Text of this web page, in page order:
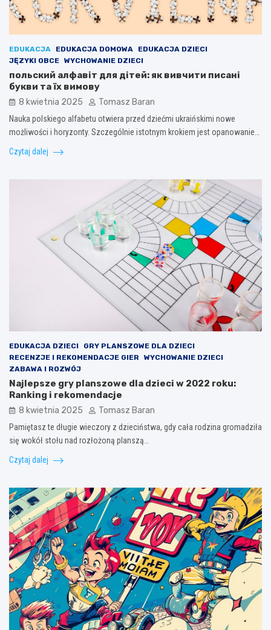
EDUKACJA EDUKACJA DOMOWA
EDUKACJA DZIECI
JĘZYKI OBCE WYCHOWANIE DZIECI
польский алфавіт для дітей: як вивчити писані
букви та їх вимову
8 kwietnia 2025 Tomasz Baran
Nauka polskiego alfabetu otwiera przed dziećmi ukraińskimi nowe
możliwości i horyzonty. Szczególnie istotnym krokiem jest opanowanie…
Czytaj dalej
EDUKACJA DZIECI
GRY PLANSZOWE DLA DZIECI
RECENZJE I REKOMENDACJE GIER WYCHOWANIE DZIECI
ZABAWA I ROZWÓJ
Najlepsze gry planszowe dla dzieci w 2022 roku:
Ranking i rekomendacje
8 kwietnia 2025 Tomasz Baran
Pamiętasz te długie wieczory z dzieciństwa, gdy cała rodzina gromadziła
się wokół stołu nad rozłożoną planszą…
Czytaj dalej